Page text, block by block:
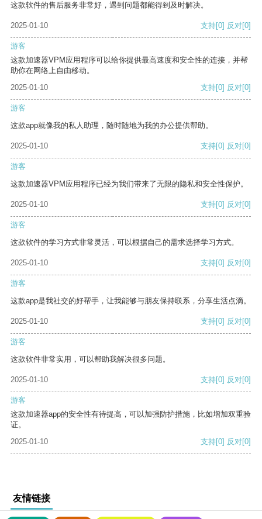
这款软件的售后服务非常好，遇到问题都能得到及时解决。
2025-01-10 支持[0] 反对[0]
游客
这款加速器VPM应用程序可以给你提供最高速度和安全性的连接，并帮
助你在网络上自由移动。
2025-01-10
支持[0] 反对[0]
游客
这款app就像我的私人助理，随时随地为我的办公提供帮助。
2025-01-10 支持[0] 反对[0]
游客
这款加速器VPM应用程序已经为我们带来了无限的隐私和安全性保护。
2025-01-10 支持[0] 反对[0]
游客
这款软件的学习方式非常灵活，可以根据自己的需求选择学习方式。
2025-01-10 支持[0] 反对[0]
游客
这款app是我社交的好帮手，让我能够与朋友保持联系，分享生活点滴。
2025-01-10 支持[0] 反对[0]
游客
这款软件非常实用，可以帮助我解决很多问题。
2025-01-10 支持[0] 反对[0]
游客
这款加速器app的安全性有待提高，可以加强防护措施，比如增加双重验
证。
2025-01-10
支持[0] 反对[0]
友情链接